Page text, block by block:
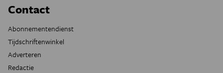
Contact
Abonnementendienst
Tijdschriftenwinkel
Adverteren
Redactie